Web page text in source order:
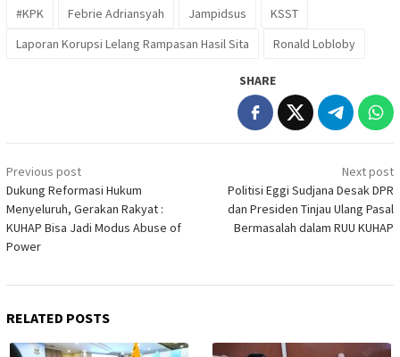
#KPK Febrie Adriansyah Jampidsus
KSST
Laporan Korupsi Lelang Rampasan Hasil Sita
Ronald Lobloby
SHARE
Post
navigation
Previous post
Dukung Reformasi Hukum
Menyeluruh, Gerakan Rakyat :
KUHAP Bisa Jadi Modus Abuse of
Power
Next post
Politisi Eggi Sudjana Desak DPR
dan Presiden Tinjau Ulang Pasal
Bermasalah dalam RUU KUHAP
RELATED POSTS